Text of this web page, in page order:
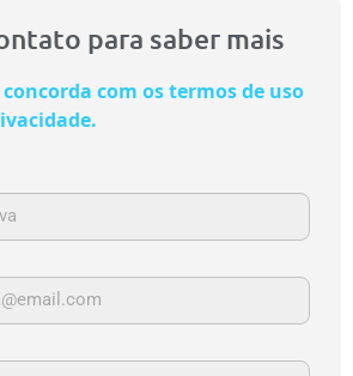
para saber mais
com os termos de uso